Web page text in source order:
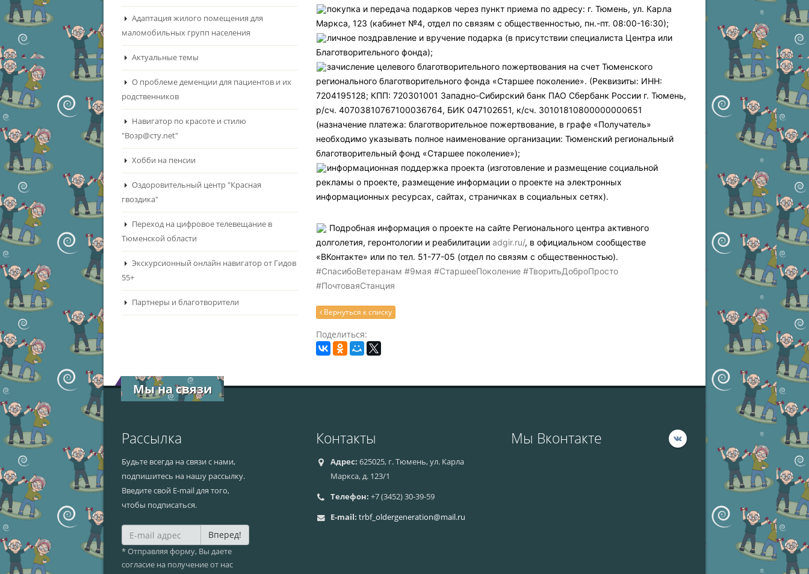
Адаптация жилого помещения для
маломобильных групп населения
Актуальные темы
О проблеме деменции для пациентов и их
родственников
Навигатор по красоте и стилю
"Возр@сту.net"
Хобби на пенсии
Оздоровительный центр "Красная
гвоздика"
Переход на цифровое телевещание в
Тюменской области
Экскурсионный онлайн навигатор от Гидов
55+
Партнеры и благотворители
покупка и передача подарков через пункт приема по адресу: г. Тюмень, ул. Карла
Маркса, 123 (кабинет №4, отдел по связям с общественностью, пн.-пт. 08:00-16:30);
личное поздравление и вручение подарка (в присутствии специалиста Центра или
Благотворительного фонда);
зачисление целевого благотворительного пожертвования на счет Тюменского
регионального благотворительного фонда «Старшее поколение». (Реквизиты: ИНН:
7204195128; КПП: 720301001 Западно-Сибирский банк ПАО Сбербанк России г. Тюмень,
р/сч. 40703810767100036764, БИК 047102651, к/сч. 30101810800000000651
(назначение платежа: благотворительное пожертвование, в графе «Получатель»
необходимо указывать полное наименование организации: Тюменский региональный
благотворительный фонд «Старшее поколение»);
информационная поддержка проекта (изготовление и размещение социальной
рекламы о проекте, размещение информации о проекте на электронных
информационных ресурсах, сайтах, страничках в социальных сетях).
Подробная информация о проекте на сайте Регионального центра активного
долголетия, геронтологии и реабилитацииadgir.ru/, в официальном сообществе
«ВКонтакте» или по тел. 51-77-05 (отдел по связям с общественностью).
#СпасибоВетеранам #9мая #СтаршееПоколение #ТворитьДоброПросто
#ПочтоваяСтанция
Вернуться к списку
Поделиться:
Мы на связи
Рассылка
Будьте всегда на связи с нами,
подпишитесь на нашу рассылку.
Введите свой E-mail для того,
чтобы подписаться.
Вперед!
* Отправляя форму, Вы даете
согласие на получение от нас
Контакты
Адрес: 625025, г. Тюмень, ул. Карла
Маркса, д. 123/1
Телефон: +7 (3452) 30-39-59
E-mail: trbf_oldergeneration@mail.ru
Мы Вконтакте